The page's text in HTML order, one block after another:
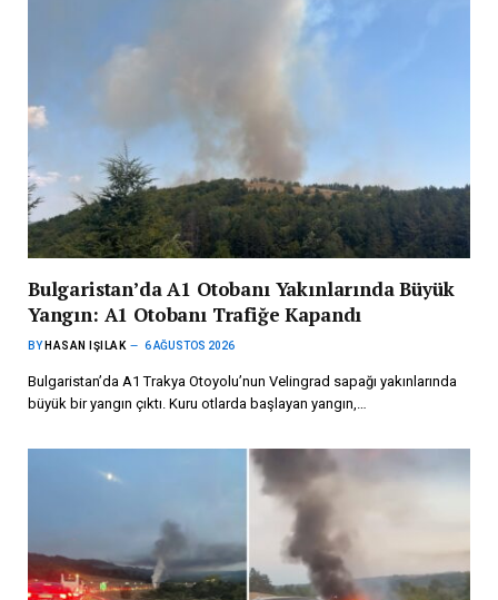
Bulgaristan’da A1 Otobanı Yakınlarında Büyük
Yangın: A1 Otobanı Trafiğe Kapandı
BY HASAN IŞILAK 6 AĞUSTOS 2026
Bulgaristan’da A1 Trakya Otoyolu’nun Velingrad sapağı yakınlarında
büyük bir yangın çıktı. Kuru otlarda başlayan yangın,…